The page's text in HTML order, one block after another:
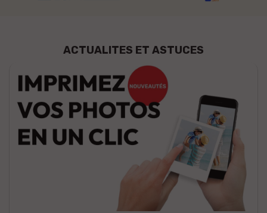
ACTUALITES ET ASTUCES